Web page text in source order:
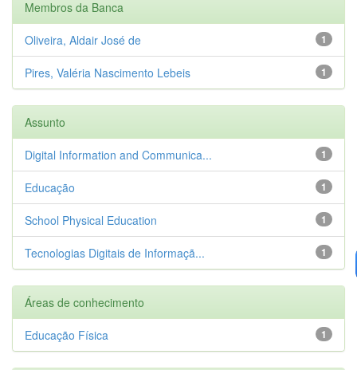
Membros da Banca
1
Oliveira, Aldair José de
1
Pires, Valéria Nascimento Lebeis
Assunto
1
Digital Information and Communica...
1
Educação
1
School Physical Education
1
Tecnologias Digitais de Informaçã...
Áreas de conhecimento
1
Educação Física